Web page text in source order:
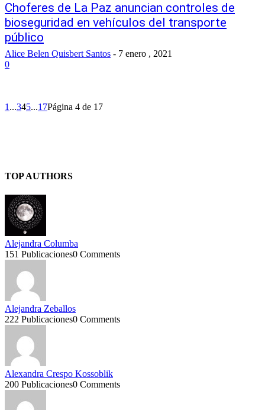
Choferes de La Paz anuncian controles de
bioseguridad en vehículos del transporte
público
Alice Belen Quisbert Santos - 7 enero , 2021
0
1 ...345...17Página 4 de 17
TOP AUTHORS
Alejandra Columba
151 Publicaciones0 Comments
Alejandra Zeballos
222 Publicaciones0 Comments
Alexandra Crespo Kossoblik
200 Publicaciones0 Comments